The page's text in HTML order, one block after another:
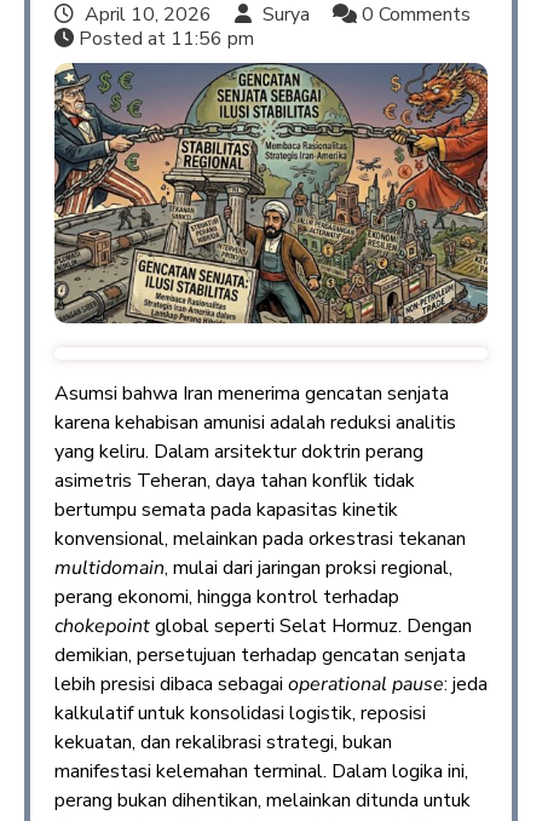
April 10, 2026 Surya
0 Comments
Posted at 11:56 pm
Asumsi bahwa Iran menerima gencatan senjata
karena kehabisan amunisi adalah reduksi analitis
yang keliru. Dalam arsitektur doktrin perang
asimetris Teheran, daya tahan konflik tidak
bertumpu semata pada kapasitas kinetik
konvensional, melainkan pada orkestrasi tekanan
multidomain, mulai dari jaringan proksi regional,
perang ekonomi, hingga kontrol terhadap
chokepointglobal seperti Selat Hormuz. Dengan
demikian, persetujuan terhadap gencatan senjata
lebih presisi dibaca sebagai operational pause: jeda
kalkulatif untuk konsolidasi logistik, reposisi
kekuatan, dan rekalibrasi strategi, bukan
manifestasi kelemahan terminal. Dalam logika ini,
perang bukan dihentikan, melainkan ditunda untuk